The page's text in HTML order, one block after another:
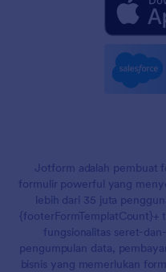
Jotform adalah pembuat
formulir powerful yang
lebih dari 35 juta
{footerFormTemplatCount}+
fungsionalitas seret-
pengumpulan data,
bisnis yang memerlukan